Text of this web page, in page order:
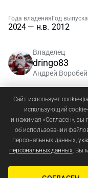
Года владения
2024 — н.в.
Год выпуска
2012
Владелец
dringo83
Андрей Воробей
Сайт использует cookie-
использующий
и нажимая «Согласен»,
об использовании
персональных данных,
персональных данных. Вы